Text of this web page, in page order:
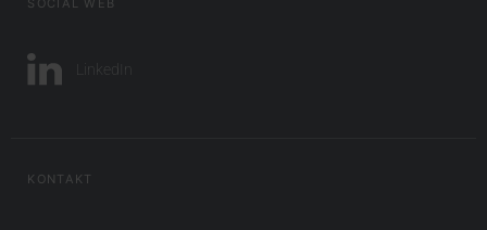
LinkedIn
KONTAKT